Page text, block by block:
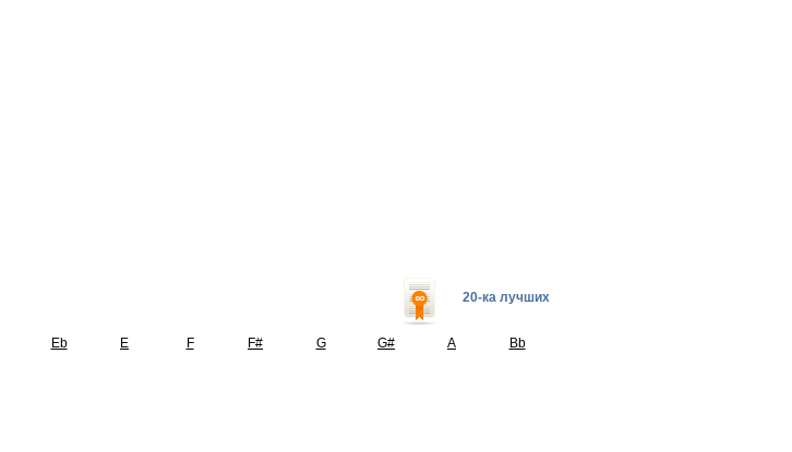
20-ка лучших
Eb E F F# G G# A
Bb